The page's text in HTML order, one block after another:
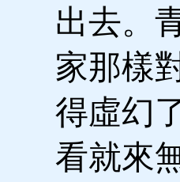
出去。
家那樣
得虛幻
看就來